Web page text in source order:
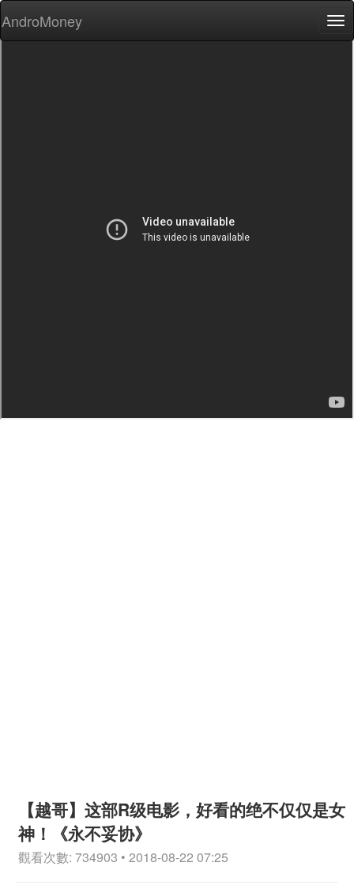
AndroMoney
【越哥】这部R级电影，好看的绝不仅仅是女
神！《永不妥协》
觀看次數: 734903 • 2018-08-22 07:25